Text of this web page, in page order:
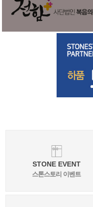
STONE EVENT
스톤스토리 이벤트